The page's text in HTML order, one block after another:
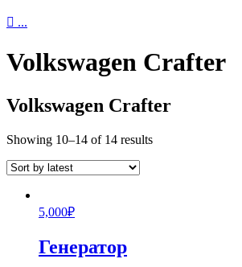
 ...
Volkswagen Crafter
Volkswagen Crafter
Showing 10–14 of 14 results
5,000₽
Генератор